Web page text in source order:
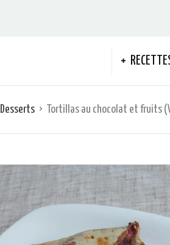
Desserts Tortillas au chocolat et fruits